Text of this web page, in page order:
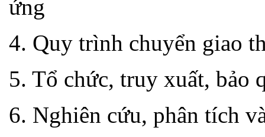
ứng
4. Quy trình chuyển giao
5. Tổ chức, truy xuất, bảo
6. Nghiên cứu, phân tích